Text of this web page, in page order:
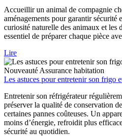
Accueillir un animal de compagnie
aménagements pour garantir sécurité
curiosité naturelle des animaux et les
essentiel de préparer chaque pièce
Lire
Nouveauté Assurance habitation
Les astuces pour entretenir son frigo
Entretenir son réfrigérateur
préserver la qualité de conservation
certaines pannes coûteuses. Un
moins d’énergie, refroidit plus
sécurité au quotidien.